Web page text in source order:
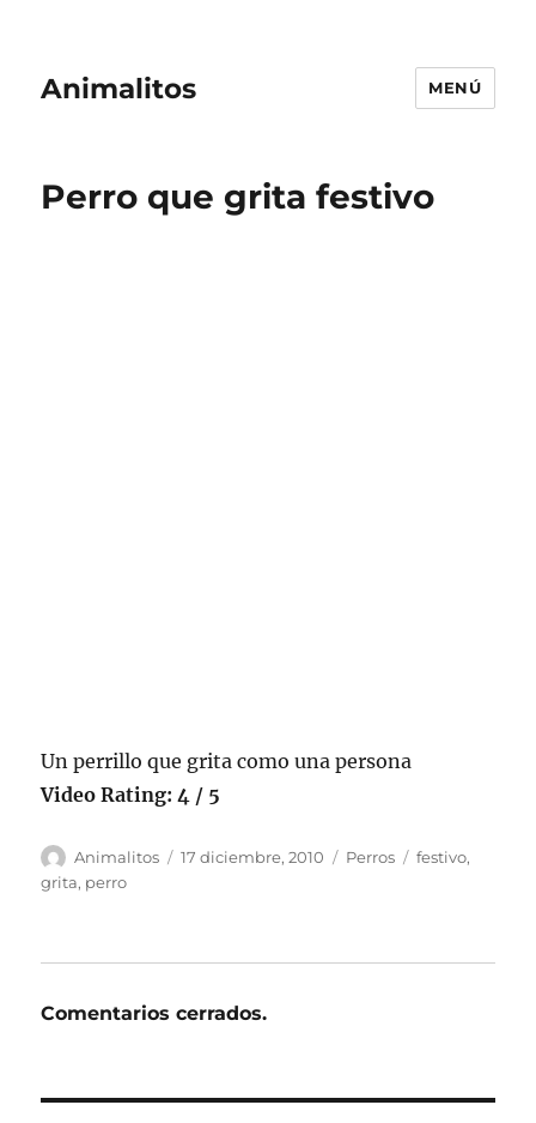
Animalitos MENÚ
Perro que grita festivo
Un perrillo que grita como una persona
Video Rating: 4 / 5
Autor
Animalitos
Publicado
17 diciembre, 2010 Categorías
Perros Etiquetas
festivo,
grita, perro
Comentarios cerrados.